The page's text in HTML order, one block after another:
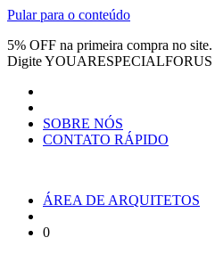
Pular para o conteúdo
5% OFF na primeira compra no site.
DigiteYOUARESPECIALFORUS
SOBRE NÓS
CONTATO RÁPIDO
ÁREA DE ARQUITETOS
0